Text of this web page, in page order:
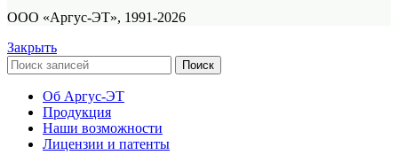
ООО «Аргус-ЭТ», 1991-2026
Закрыть
Поиск
Об Аргус-ЭТ
Продукция
Наши возможности
Лицензии и патенты